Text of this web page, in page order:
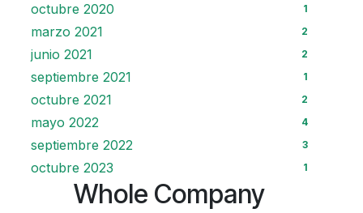
octubre 2020 1
marzo 2021 2
junio 2021 2
septiembre 2021 1
octubre 2021 2
mayo 2022 4
septiembre 2022 3
octubre 2023 1
Whole Company